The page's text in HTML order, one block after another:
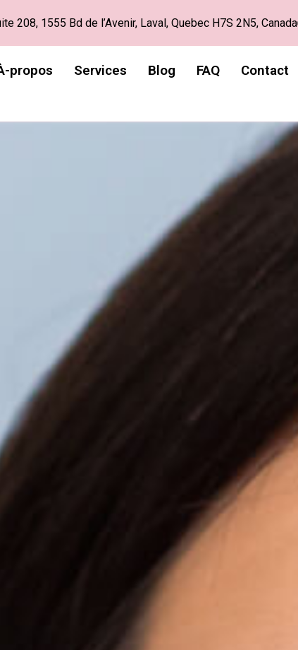
208, 1555 Bd de l’Avenir, Laval, Quebec H7S 2N5, Canada
propos Services Blog FAQ Contact